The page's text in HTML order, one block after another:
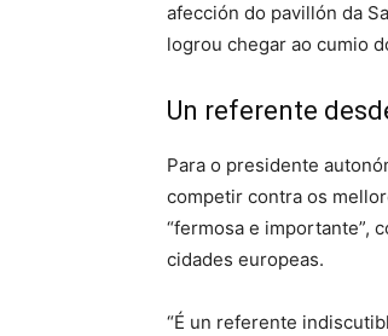
afección do pavillón da
logrou chegar ao cumio
Un referente
Para o presidente
competir contra os
“fermosa e importante”,
cidades europeas.
“É un referente